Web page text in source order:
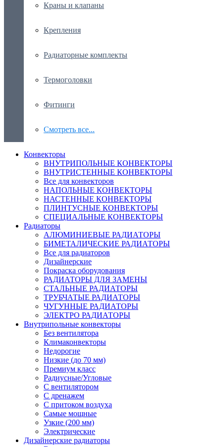
Краны и клапаны
Крепления
Радиаторные комплекты
Термоголовки
Фитинги
Смотреть все...
Конвекторы
ВНУТРИПОЛЬНЫЕ КОНВЕКТОРЫ
ВНУТРИСТЕННЫЕ КОНВЕКТОРЫ
Все для конвекторов
НАПОЛЬНЫЕ КОНВЕКТОРЫ
НАСТЕННЫЕ КОНВЕКТОРЫ
ПЛИНТУСНЫЕ КОНВЕКТОРЫ
СПЕЦИАЛЬНЫЕ КОНВЕКТОРЫ
Радиаторы
АЛЮМИНИЕВЫЕ РАДИАТОРЫ
БИМЕТАЛИЧЕСКИЕ РАДИАТОРЫ
Все для радиаторов
Дизайнерские
Покраска оборудования
РАДИАТОРЫ ДЛЯ ЗАМЕНЫ
СТАЛЬНЫЕ РАДИАТОРЫ
ТРУБЧАТЫЕ РАДИАТОРЫ
ЧУГУННЫЕ РАДИАТОРЫ
ЭЛЕКТРО РАДИАТОРЫ
Внутрипольные конвекторы
Без вентилятора
Климаконвекторы
Недорогие
Низкие (до 70 мм)
Премиум класс
Радиусные/Угловые
С вентилятором
С дренажем
С притоком воздуха
Самые мощные
Узкие (200 мм)
Электрические
Дизайнерские радиаторы